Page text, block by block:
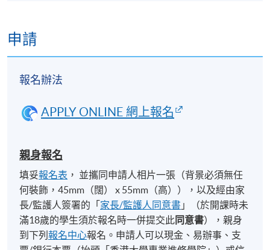
申請
報名辦法
APPLY ONLINE 網上報名
親身報名
填妥報名表 ， 並攜同申請人相片一張（背景必須無任
何裝飾，45mm（闊） x 55mm（高）），以及經由家
長/監護人簽署的「 家長/監護人同意書 」（於開課時未
滿18歲的學生須於報名時一併提交此同意書），親身
到下列報名中心報名。申請人可以現金、易辦事、支